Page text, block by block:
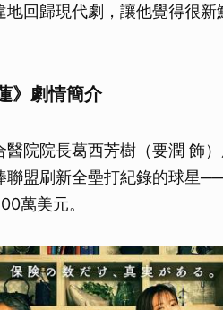
回歸現代劇，讓他覺得很新
》劇情簡介
院院長葛西芳樹（要潤 飾
聯盟刷新全壘打紀錄的球星
萬美元。